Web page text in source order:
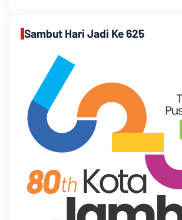
Sambut Hari Jadi Ke 625